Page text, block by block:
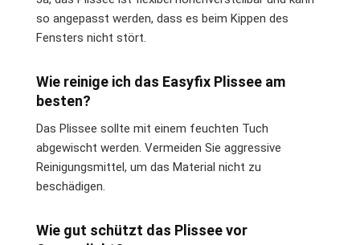
so angepasst werden, dass es beim Kippen des
Fensters nicht stört.
Wie reinige ich das Easyfix Plissee am
besten?
Das Plissee sollte mit einem feuchten Tuch
abgewischt werden. Vermeiden Sie aggressive
Reinigungsmittel, um das Material nicht zu
beschädigen.
Wie gut schützt das Plissee vor